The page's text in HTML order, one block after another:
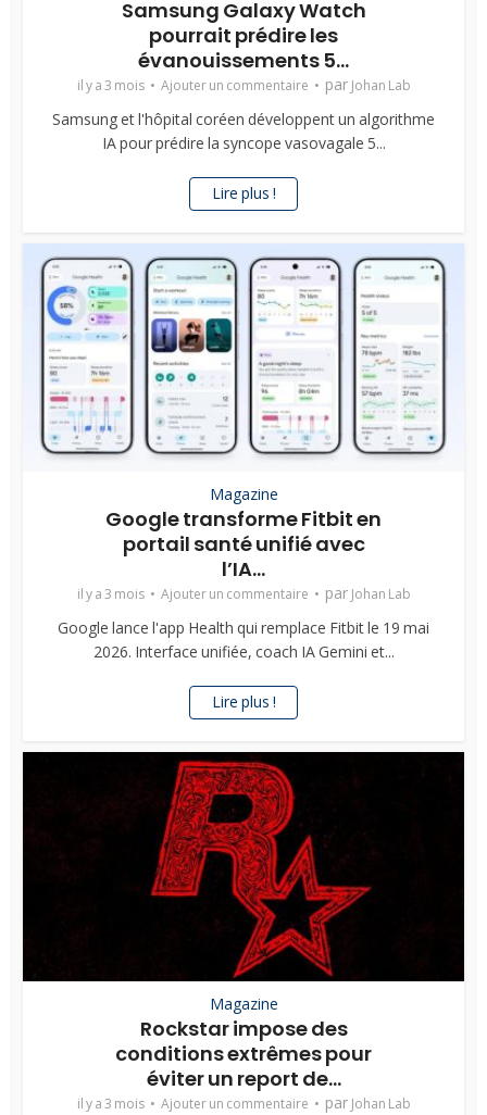
Samsung Galaxy Watch
pourrait prédire les
évanouissements 5...
il y a 3 mois Ajouter un commentaire par Johan Lab
Samsung et l'hôpital coréen développent un algorithme
IA pour prédire la syncope vasovagale 5...
Lire plus !
Magazine
Google transforme Fitbit en
portail santé unifié avec
l’IA...
il y a 3 mois Ajouter un commentaire par Johan Lab
Google lance l'app Health qui remplace Fitbit le 19 mai
2026. Interface unifiée, coach IA Gemini et...
Lire plus !
Magazine
Rockstar impose des
conditions extrêmes pour
éviter un report de...
il y a 3 mois Ajouter un commentaire par Johan Lab